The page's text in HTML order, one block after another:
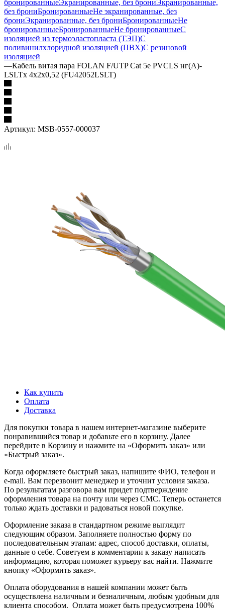
бронированныеЭкранированные, без брониЭкранированные,
без брониБронированныеНе экранированные, без
брониЭкранированные, без брониБронированныеНе
бронированныеБронированныеНе бронированныеС
изоляцией из термоэластопласта (ТЭП)С
поливинилхлоридной изоляцией (ПВХ)С резиновой
изоляцией
—Кабель витая пара FOLAN F/UTP Cat 5e PVCLS нг(А)-
LSLTx 4х2х0,52 (FU42052LSLT)
Артикул: MSB-0557-000037
Как купить
Оплата
Доставка
Для покупки товара в нашем интернет-магазине выберите
понравившийся товар и добавьте его в корзину. Далее
перейдите в Корзину и нажмите на «Оформить заказ» или
«Быстрый заказ».
Когда оформляете быстрый заказ, напишите ФИО, телефон и
e-mail. Вам перезвонит менеджер и уточнит условия заказа.
По результатам разговора вам придет подтверждение
оформления товара на почту или через СМС. Теперь останется
только ждать доставки и радоваться новой покупке.
Оформление заказа в стандартном режиме выглядит
следующим образом. Заполняете полностью форму по
последовательным этапам: адрес, способ доставки, оплаты,
данные о себе. Советуем в комментарии к заказу написать
информацию, которая поможет курьеру вас найти. Нажмите
кнопку «Оформить заказ».
Оплата оборудования в нашей компании может быть
осуществлена наличным и безналичным, любым удобным для
клиента способом. Оплата может быть предусмотрена 100%